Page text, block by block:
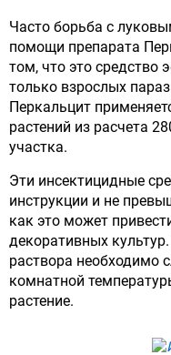
Часто борьба с
помощи препарата
том, что это средство
только взрослых
Перкальцит
растений из расчета
участка.
Эти инсектицидные
инструкции и не
как это может
декоративных
раствора необходимо
комнатной
растение.